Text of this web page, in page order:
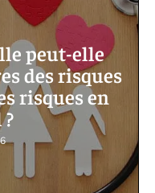
peut-elle
des risques
risques en